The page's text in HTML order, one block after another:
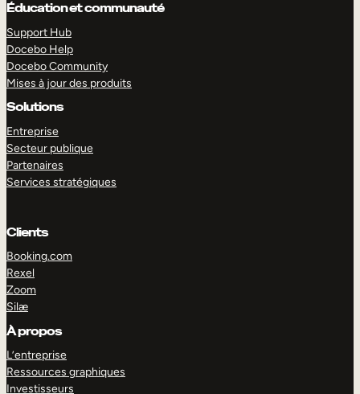
Éducation et communauté
Support Hub
Docebo Help
Docebo Community
Mises à jour des produits
Solutions
Entreprise
Secteur publique
Partenaires
Services stratégiques
Clients
Booking.com
Rexel
Zoom
Silæ
À propos
L’entreprise
Ressources graphiques
Investisseurs